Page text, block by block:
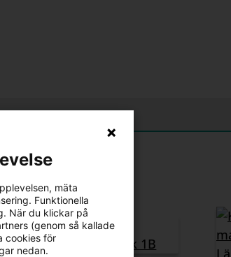
mäta
Funktionella
När du klickar på
(genom så kallade
cookies för
nedan.